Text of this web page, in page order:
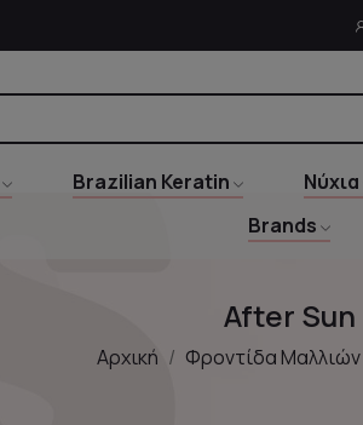
Brazilian Keratin Νύχια
Brands
After Sun
Αρχική Φροντίδα Μαλλιών